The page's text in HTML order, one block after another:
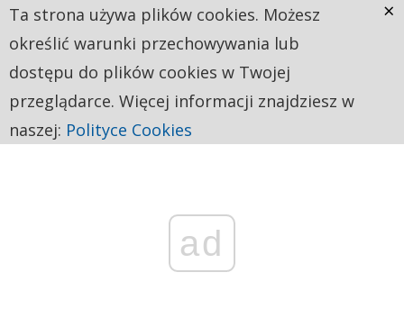
ad
Ta strona używa plików cookies. Możesz
określić warunki przechowywania lub
dostępu do plików cookies w Twojej
przeglądarce. Więcej informacji znajdziesz w
naszej: Polityce Cookies
×